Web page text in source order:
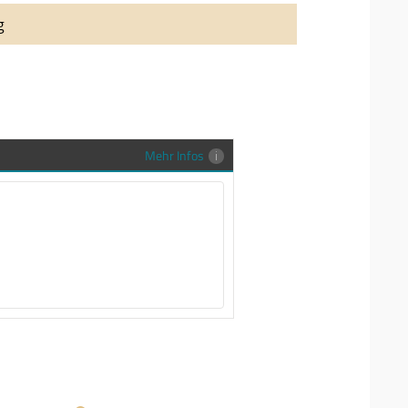
auch richtig in Szene zu setzen,
Trauringe-EFES Tragetasche inkl.
Sendung zu schützen und
Mehr Infos